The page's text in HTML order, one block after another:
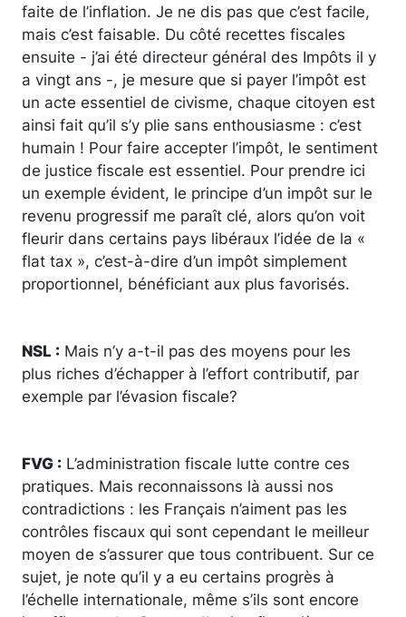
faite de l’inflation. Je ne dis pas que c’est facile,
mais c’est faisable. Du côté recettes fiscales
ensuite - j’ai été directeur général des Impôts il y
a vingt ans -, je mesure que si payer l’impôt est
un acte essentiel de civisme, chaque citoyen est
ainsi fait qu’il s’y plie sans enthousiasme : c’est
humain ! Pour faire accepter l’impôt, le sentiment
de justice fiscale est essentiel. Pour prendre ici
un exemple évident, le principe d’un impôt sur le
revenu progressif me paraît clé, alors qu’on voit
fleurir dans certains pays libéraux l’idée de la «
flat tax », c’est-à-dire d’un impôt simplement
proportionnel, bénéficiant aux plus favorisés.
NSL : Mais n’y a-t-il pas des moyens pour les
plus riches d’échapper à l’effort contributif, par
exemple par l’évasion fiscale?
FVG : L’administration fiscale lutte contre ces
pratiques. Mais reconnaissons là aussi nos
contradictions : les Français n’aiment pas les
contrôles fiscaux qui sont cependant le meilleur
moyen de s’assurer que tous contribuent. Sur ce
sujet, je note qu’il y a eu certains progrès à
l’échelle internationale, même s’ils sont encore